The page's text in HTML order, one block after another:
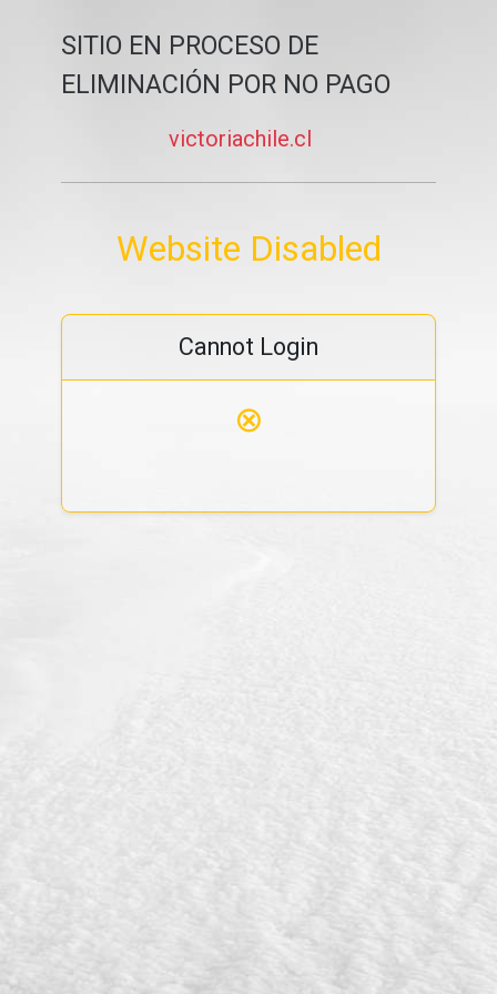
SITIO EN PROCESO DE
ELIMINACIÓN POR NO PAGO
victoriachile.cl
Website Disabled
Cannot Login
⊗